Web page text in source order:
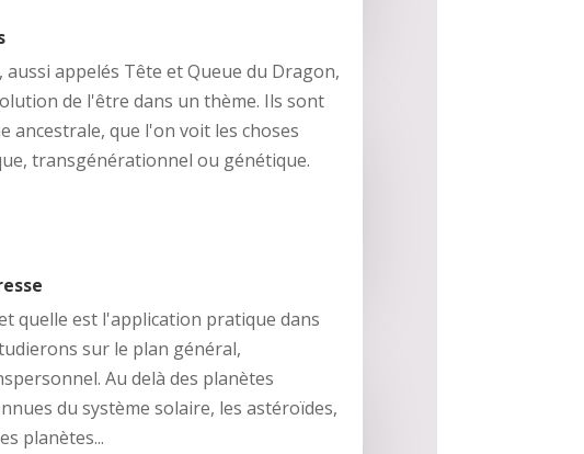
aussi appelés Tête et Queue du Dragon,
de l'être dans un thème. Ils sont
ancestrale, que l'on voit les choses
transgénérationnel ou génétique.
quelle est l'application pratique dans
sur le plan général,
Au delà des planètes
du système solaire, les astéroïdes,
planètes...